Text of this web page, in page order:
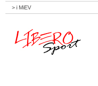
> i MiEV